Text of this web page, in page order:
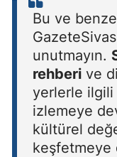
Bu ve
unutmayın.
rehberi ve
yerlerle ilgili
izlemeye
kültürel
keşfetmeye